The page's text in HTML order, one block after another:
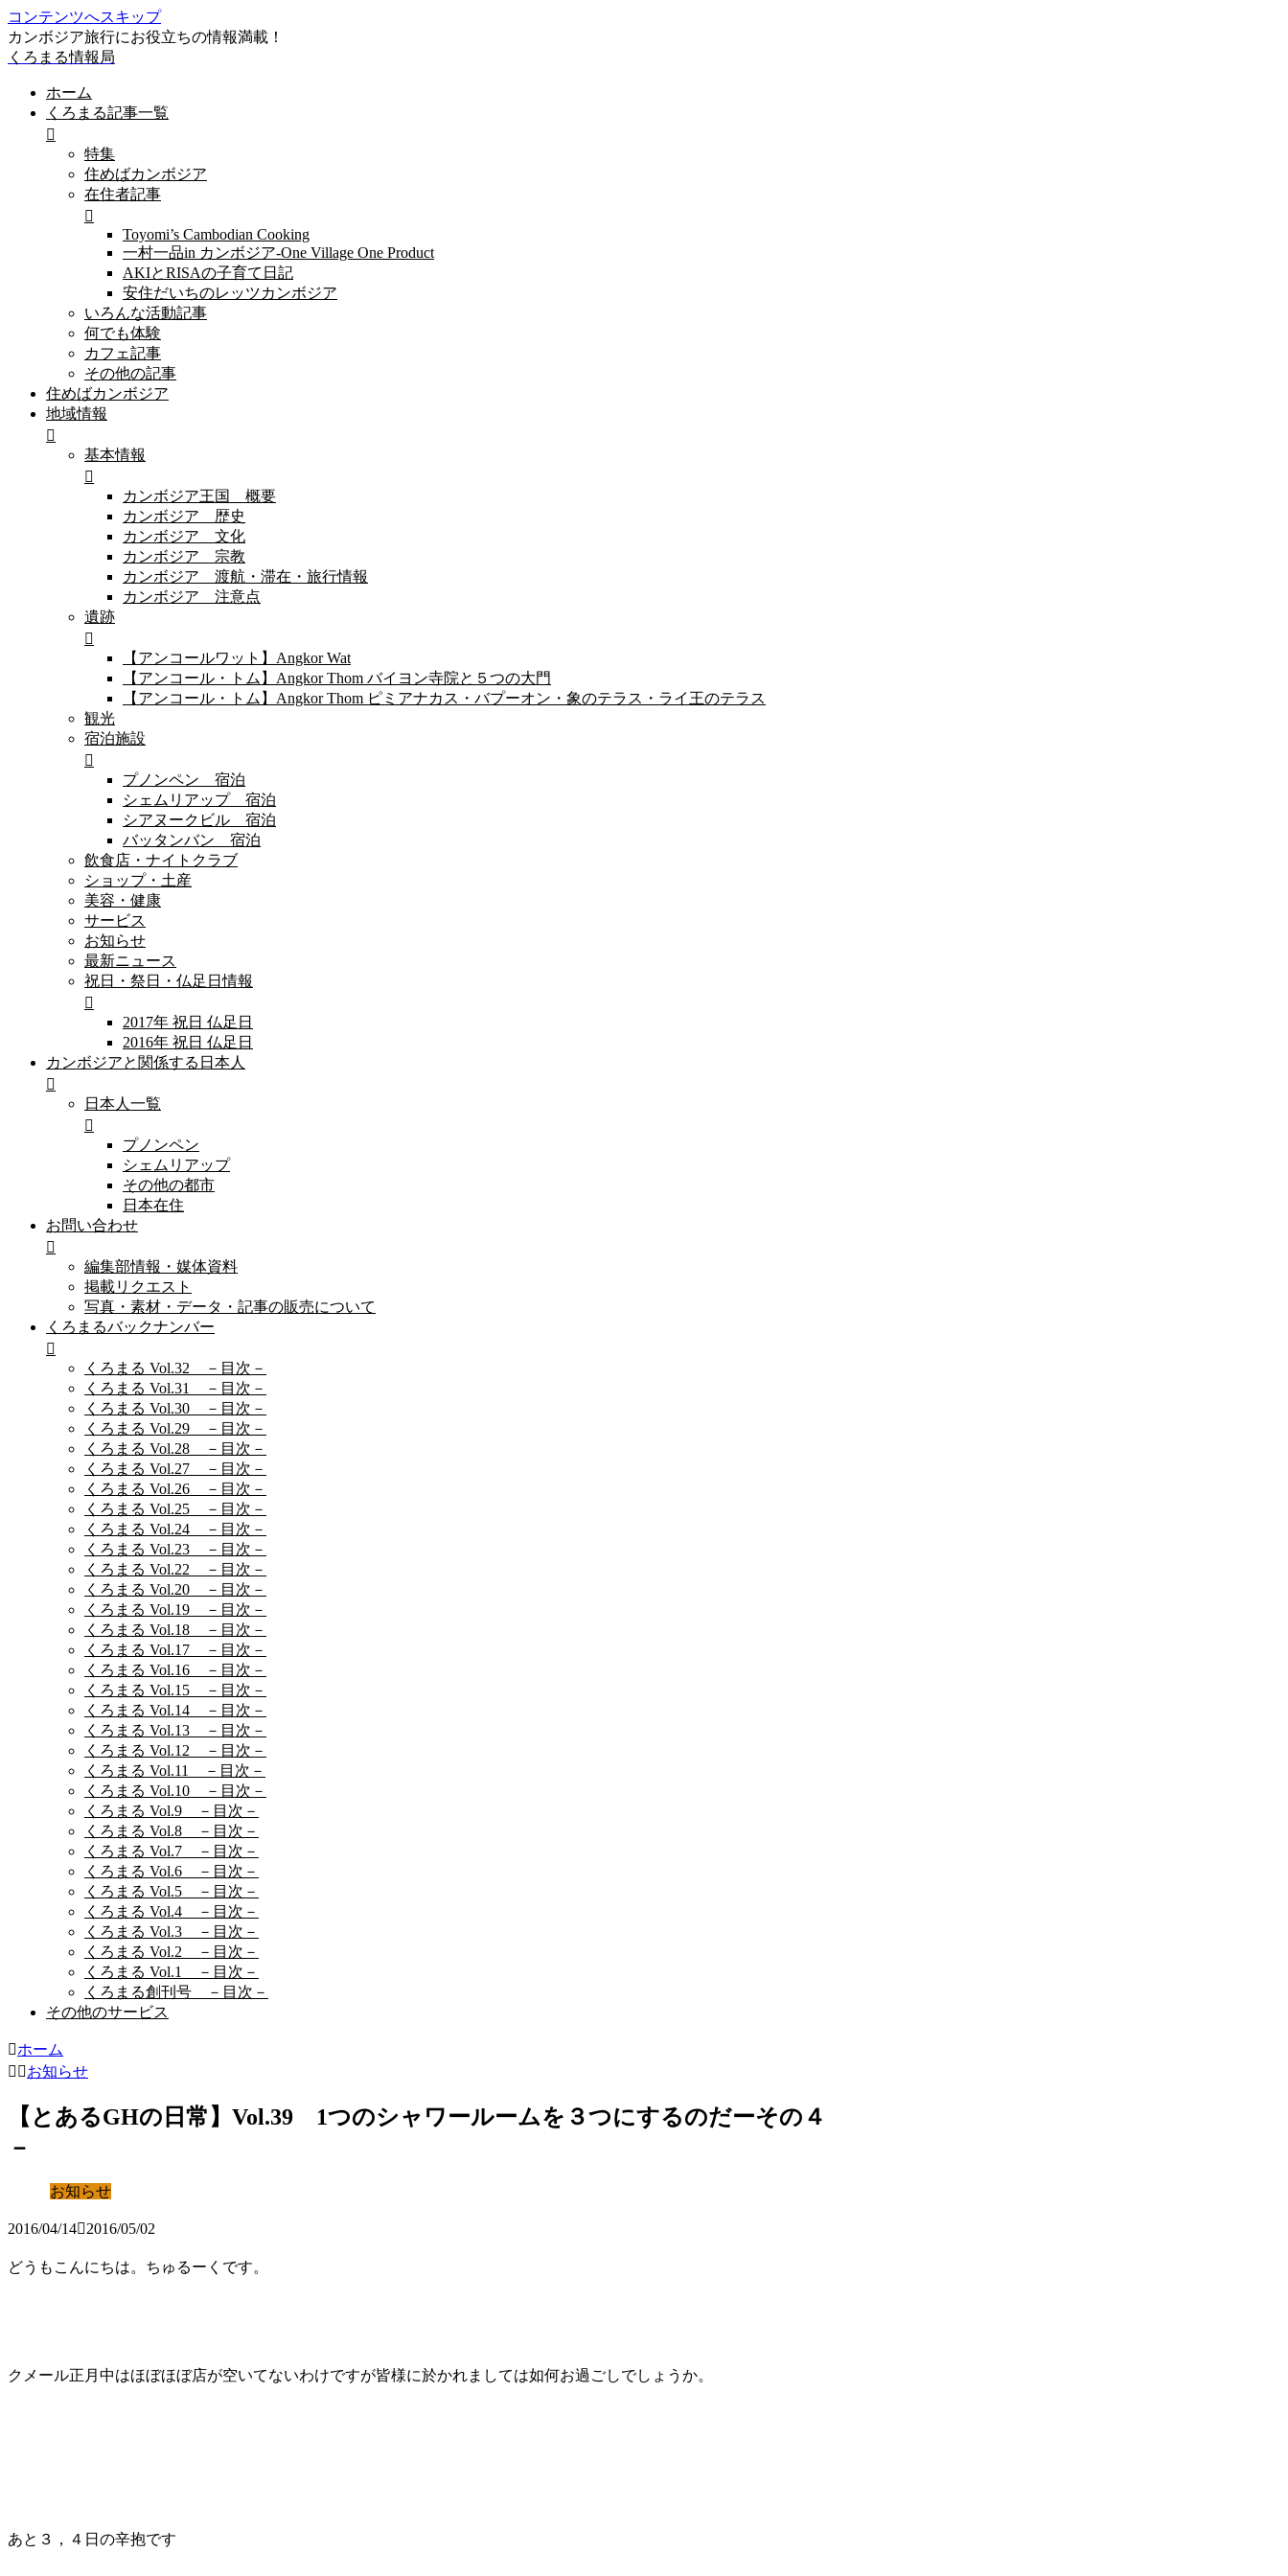
コンテンツへスキップ
カンボジア旅行にお役立ちの情報満載！
くろまる情報局
ホーム
くろまる記事一覧
特集
住めばカンボジア
在住者記事
Toyomi’s Cambodian Cooking
一村一品in カンボジア-One Village One Product
AKIとRISAの子育て日記
安住だいちのレッツカンボジア
いろんな活動記事
何でも体験
カフェ記事
その他の記事
住めばカンボジア
地域情報
基本情報
カンボジア王国 概要
カンボジア 歴史
カンボジア 文化
カンボジア 宗教
カンボジア 渡航・滞在・旅行情報
カンボジア 注意点
遺跡
【アンコールワット】Angkor Wat
【アンコール・トム】Angkor Thom バイヨン寺院と５つの大門
【アンコール・トム】Angkor Thom ピミアナカス・バプーオン・象のテラス・ライ王のテラス
観光
宿泊施設
プノンペン 宿泊
シェムリアップ 宿泊
シアヌークビル 宿泊
バッタンバン 宿泊
飲食店・ナイトクラブ
ショップ・土産
美容・健康
サービス
お知らせ
最新ニュース
祝日・祭日・仏足日情報
2017年 祝日 仏足日
2016年 祝日 仏足日
カンボジアと関係する日本人
日本人一覧
プノンペン
シェムリアップ
その他の都市
日本在住
お問い合わせ
編集部情報・媒体資料
掲載リクエスト
写真・素材・データ・記事の販売について
くろまるバックナンバー
くろまる Vol.32 －目次－
くろまる Vol.31 －目次－
くろまる Vol.30 －目次－
くろまる Vol.29 －目次－
くろまる Vol.28 －目次－
くろまる Vol.27 －目次－
くろまる Vol.26 －目次－
くろまる Vol.25 －目次－
くろまる Vol.24 －目次－
くろまる Vol.23 －目次－
くろまる Vol.22 －目次－
くろまる Vol.20 －目次－
くろまる Vol.19 －目次－
くろまる Vol.18 －目次－
くろまる Vol.17 －目次－
くろまる Vol.16 －目次－
くろまる Vol.15 －目次－
くろまる Vol.14 －目次－
くろまる Vol.13 －目次－
くろまる Vol.12 －目次－
くろまる Vol.11 －目次－
くろまる Vol.10 －目次－
くろまる Vol.9 －目次－
くろまる Vol.8 －目次－
くろまる Vol.7 －目次－
くろまる Vol.6 －目次－
くろまる Vol.5 －目次－
くろまる Vol.4 －目次－
くろまる Vol.3 －目次－
くろまる Vol.2 －目次－
くろまる Vol.1 －目次－
くろまる創刊号 －目次－
その他のサービス
ホーム
お知らせ
【とあるGHの日常】Vol.39 1つのシャワールームを３つにするのだーその４
－
お知らせ
2016/04/14 2016/05/02
どうもこんにちは。ちゅるーくです。
クメール正月中はほぼほぼ店が空いてないわけですが皆様に於かれましては如何お過ごしでしょうか。
あと３，４日の辛抱です